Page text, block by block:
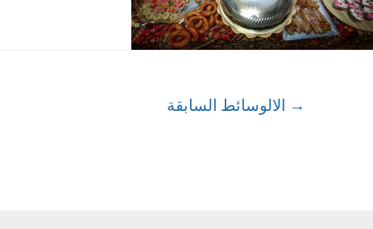
→ الالوسائط السابقة